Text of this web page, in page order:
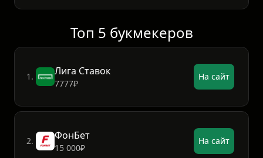
Топ 5 букмекеров
1. Лига Ставок
7777₽
На сайт
2. ФонБет
15 000₽
На сайт